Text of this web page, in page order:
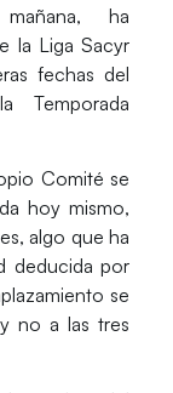
ha
la Liga Sacyr
fechas del
Temporada
Comité se
hoy mismo,
algo que ha
deducida por
se
no a las tres